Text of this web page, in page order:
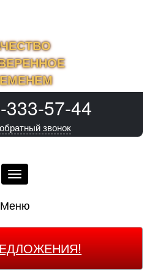
333-57-44
звонок
Меню
Меню